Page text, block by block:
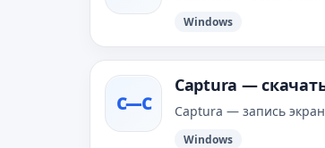
Windows
C—С
Captura —
Captura — запись
Windows